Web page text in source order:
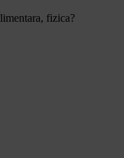
fizica?